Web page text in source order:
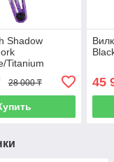
Shadow
Titanium
28 000 ₸ 45